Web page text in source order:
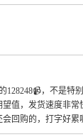
，不是特
值，发货速度非
会回购的，打字好